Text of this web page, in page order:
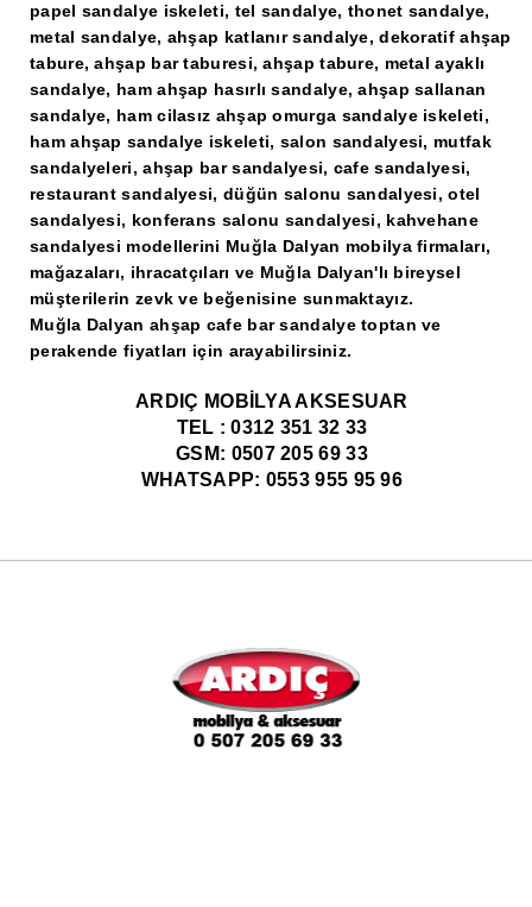
papel sandalye iskeleti, tel sandalye, thonet sandalye,
metal sandalye, ahşap katlanır sandalye, dekoratif ahşap
tabure, ahşap bar taburesi, ahşap tabure, metal ayaklı
sandalye, ham ahşap hasırlı sandalye, ahşap sallanan
sandalye, ham cilasız ahşap omurga sandalye iskeleti,
ham ahşap sandalye iskeleti, salon sandalyesi, mutfak
sandalyeleri, ahşap bar sandalyesi, cafe sandalyesi,
restaurant sandalyesi, düğün salonu sandalyesi, otel
sandalyesi, konferans salonu sandalyesi, kahvehane
sandalyesi modellerini Muğla Dalyan mobilya firmaları,
mağazaları, ihracatçıları ve Muğla Dalyan'lı bireysel
müşterilerin zevk ve beğenisine sunmaktayız.
Muğla Dalyan ahşap cafe bar sandalye toptan ve
perakende fiyatları için arayabilirsiniz.
ARDIÇ MOBİLYA AKSESUAR
TEL : 0312 351 32 33
GSM: 0507 205 69 33
WHATSAPP: 0553 955 95 96